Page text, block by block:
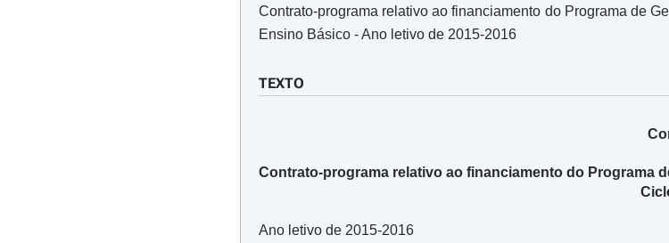
Contrato-programa relativo ao financiamento do Programa de
Ensino Básico - Ano letivo de 2015-2016
TEXTO
Contrato-programa relativo ao financiamento do Programa
Ano letivo de 2015-2016